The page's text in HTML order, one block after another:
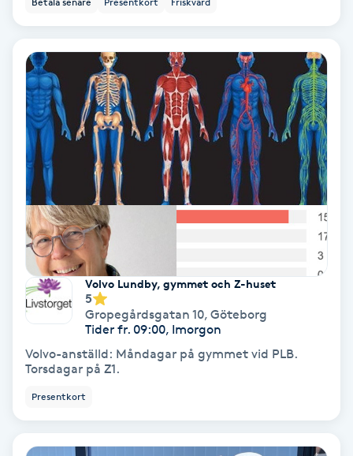
Babylights
Balayage
Bambumassage
Barber
Barnklippning
BIAB
Volvo Lundby, gymmet och Z-huset
5
Gropegårdsgatan 10, Göteborg
Tider fr. 09:00, Imorgon
Volvo-anställd: Måndagar på gymmet vid PLB.
Torsdagar på Z1.
Presentkort